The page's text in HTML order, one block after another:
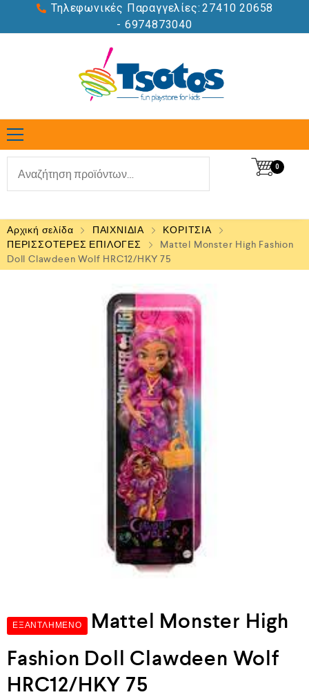
Τηλεφωνικές Παραγγελίες: 27410 20658
- 6974873040
0
Αρχική σελίδα ΠΑΙΧΝΙΔΙΑ
ΚΟΡΙΤΣΙΑ
ΠΕΡΙΣΣΟΤΕΡΕΣ ΕΠΙΛΟΓΕΣ
Mattel Monster High Fashion
Doll Clawdeen Wolf HRC12/HKY 75
ΕΞΑΝΤΛΗΜΈΝΟ
Mattel Monster High
Fashion Doll Clawdeen Wolf
HRC12/HKY 75